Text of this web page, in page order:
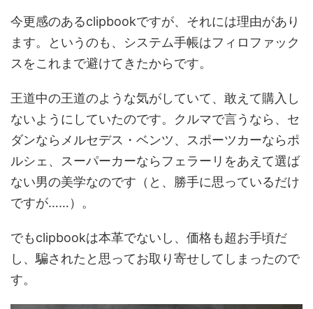
今更感のあるclipbookですが、それには理由があり
ます。というのも、システム手帳はフィロファック
スをこれまで避けてきたからです。
王道中の王道のような気がしていて、敢えて購入し
ないようにしていたのです。クルマで言うなら、セ
ダンならメルセデス・ベンツ、スポーツカーならポ
ルシェ、スーパーカーならフェラーリをあえて選ば
ない男の美学なのです（と、勝手に思っているだけ
ですが……）。
でもclipbookは本革でないし、価格も超お手頃だ
し、騙されたと思ってお取り寄せしてしまったので
す。